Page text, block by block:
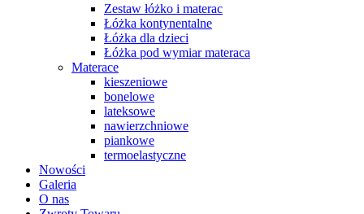
Zestaw łóżko i materac
Łóżka kontynentalne
Łóżka dla dzieci
Łóżka pod wymiar materaca
Materace
kieszeniowe
bonelowe
lateksowe
nawierzchniowe
piankowe
termoelastyczne
Nowości
Galeria
O nas